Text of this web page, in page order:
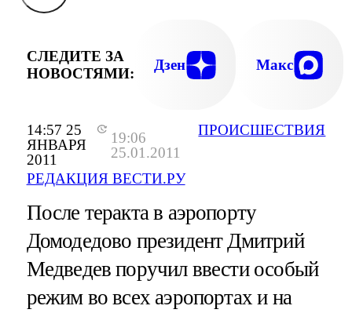
14:57 25
ЯНВАРЯ
2011
19:06
25.01.2011
РЕДАКЦИЯ ВЕСТИ.РУ
ПРОИСШЕСТВИЯ
СЛЕДИТЕ ЗА
НОВОСТЯМИ:
Дзен Макс
После теракта в аэропорту
Домодедово президент Дмитрий
Медведев поручил ввести особый
режим во всех аэропортах и на